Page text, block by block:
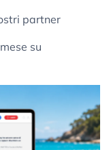
partner
su